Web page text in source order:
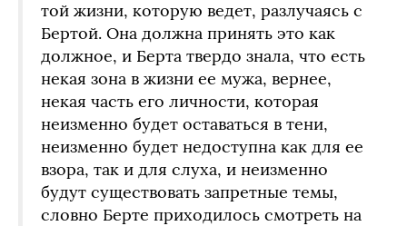
той жизни, которую ведет, разлучаясь с
Бертой. Она должна принять это как
должное, и Берта твердо знала, что есть
некая зона в жизни ее мужа, вернее,
некая часть его личности, которая
неизменно будет оставаться в тени,
неизменно будет недоступна как для ее
взора, так и для слуха, и неизменно
будут существовать запретные темы,
словно Берте приходилось смотреть на